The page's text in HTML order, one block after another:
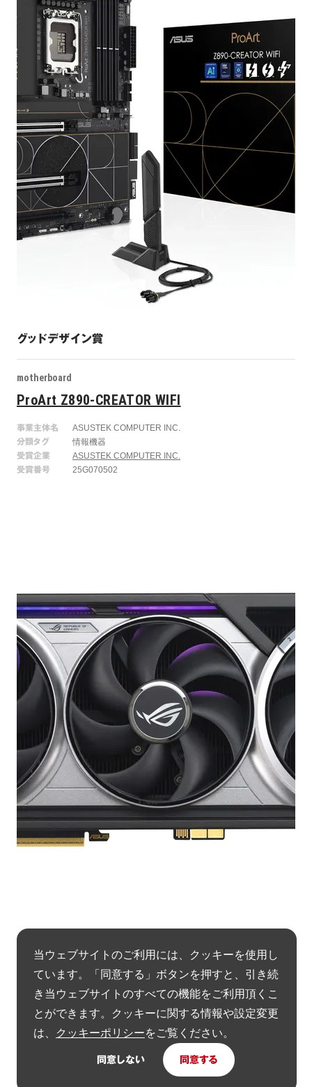
グッドデザイン賞
motherboard
ProArt Z890-CREATOR WIFI
事業主体名
ASUSTEK COMPUTER INC.
分類タグ
情報機器
受賞企業
ASUSTEK COMPUTER INC.
受賞番号
25G070502
グッドデザイン賞
Graphics Card
ROG Astral GeForce RTX™ 5090 BTF Edition
ASUSTEK COMPUTER INC.
当ウェブサイトのご利用には、クッキーを使用し
ています。「同意する」ボタンを押すと、引き続
き当ウェブサイトのすべての機能をご利用頂くこ
とができます。クッキーに関する情報や設定変更
は、
クッキーポリシーをご覧ください。
同意しない 同意する